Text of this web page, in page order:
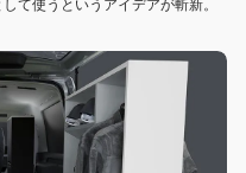
て使うというアイデアが斬新。